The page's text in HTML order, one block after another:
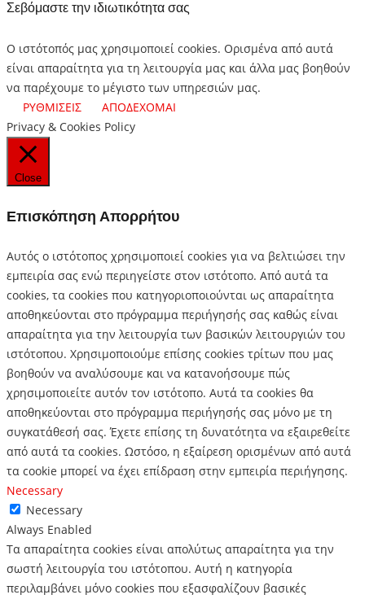
Σεβόμαστε την ιδιωτικότητα σας
Ο ιστότοπός μας χρησιμοποιεί cookies. Ορισμένα από αυτά
είναι απαραίτητα για τη λειτουργία μας και άλλα μας βοηθούν
να παρέχουμε το μέγιστο των υπηρεσιών μας.
ΡΥΘΜΙΣΕΙΣ
ΑΠΟΔΕΧΟΜΑΙ
Privacy & Cookies Policy
Close
Επισκόπηση Απορρήτου
Αυτός ο ιστότοπος χρησιμοποιεί cookies για να βελτιώσει την
εμπειρία σας ενώ περιηγείστε στον ιστότοπο. Από αυτά τα
cookies, τα cookies που κατηγοριοποιούνται ως απαραίτητα
αποθηκεύονται στο πρόγραμμα περιήγησής σας καθώς είναι
απαραίτητα για την λειτουργία των βασικών λειτουργιών του
ιστότοπου. Χρησιμοποιούμε επίσης cookies τρίτων που μας
βοηθούν να αναλύσουμε και να κατανοήσουμε πώς
χρησιμοποιείτε αυτόν τον ιστότοπο. Αυτά τα cookies θα
αποθηκεύονται στο πρόγραμμα περιήγησής σας μόνο με τη
συγκατάθεσή σας. Έχετε επίσης τη δυνατότητα να εξαιρεθείτε
από αυτά τα cookies. Ωστόσο, η εξαίρεση ορισμένων από αυτά
τα cookie μπορεί να έχει επίδραση στην εμπειρία περιήγησης.
Necessary
Necessary
Always Enabled
Τα απαραίτητα cookies είναι απολύτως απαραίτητα για την
σωστή λειτουργία του ιστότοπου. Αυτή η κατηγορία
περιλαμβάνει μόνο cookies που εξασφαλίζουν βασικές